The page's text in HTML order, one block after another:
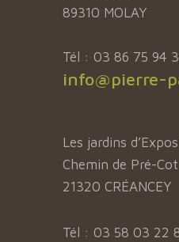
89310 MOLAY
Tél : 03 86 75 94
info@pierre-
Les jardins
Chemin de Pré-Cot
21320 CRÉANCEY
Tél : 03 58 03 22